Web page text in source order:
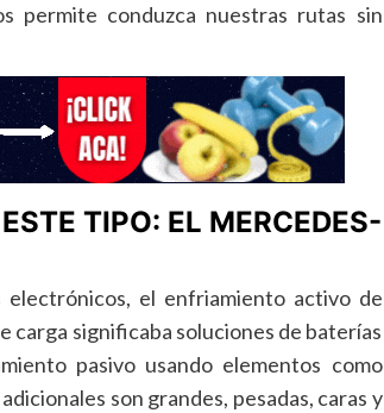
permite conduzca nuestras rutas sin
TIPO: EL MERCEDES-
el enfriamiento activo de
carga significaba soluciones de baterías
pasivo usando elementos como
son grandes, pesadas, caras y